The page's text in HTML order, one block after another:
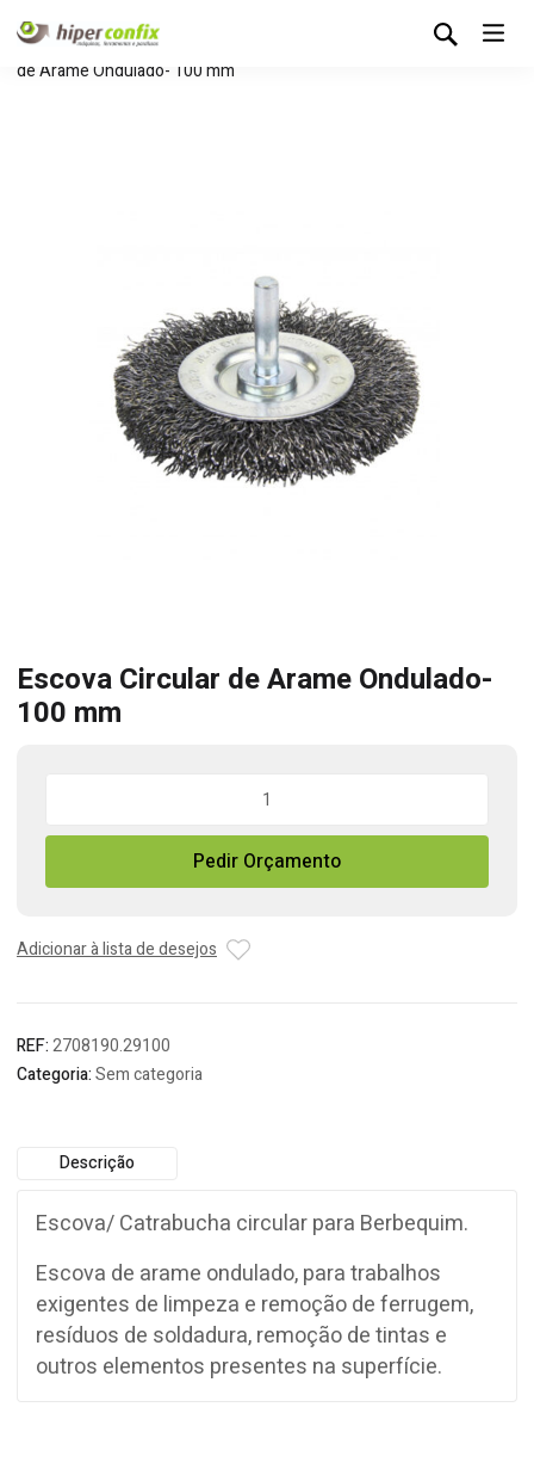
Início Loja Hipertintas
Escova Circular
de Arame Ondulado- 100 mm
Escova Circular de Arame Ondulado-
100 mm
Escova
de
Ondulado-
Pedir Orçamento
Adicionar à lista de desejos
REF:2708190.29100
Categoria:Sem categoria
Descrição
Escova/ Catrabucha circular para Berbequim.
Escova de arame ondulado, para trabalhos
exigentes de limpeza e remoção de ferrugem,
resíduos de soldadura, remoção de tintas e
outros elementos presentes na superfície.